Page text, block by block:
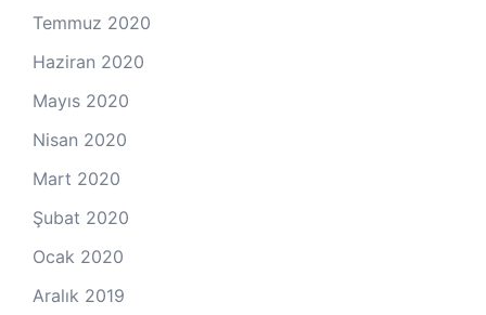
Temmuz 2020
Haziran 2020
Mayıs 2020
Nisan 2020
Mart 2020
Şubat 2020
Ocak 2020
Aralık 2019